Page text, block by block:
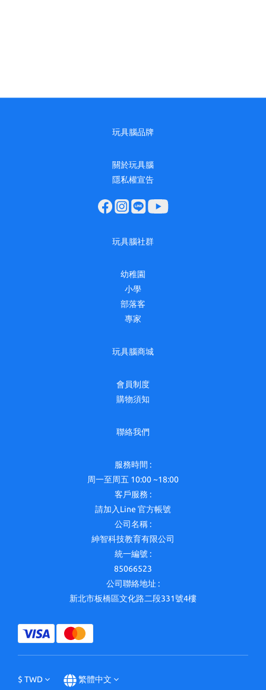
玩具腦品牌
關於玩具腦
隱私權宣告
玩具腦社群
幼稚園
小學
部落客
專家
玩具腦商城
會員制度
購物須知
聯絡我們
服務時間 :
周一至周五 10:00 ~18:00
客戶服務 :
請加入Line 官方帳號
公司名稱 :
紳智科技教育有限公司
統一編號 :
85066523
公司聯絡地址 :
新北市板橋區文化路二段331號4樓
$ TWD 繁體中文